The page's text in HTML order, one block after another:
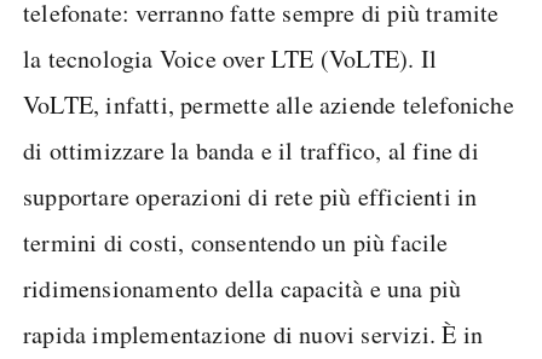
telefonate: verranno fatte sempre di più tramite
la tecnologia Voice over LTE (VoLTE). Il
VoLTE, infatti, permette alle aziende telefoniche
di ottimizzare la banda e il traffico, al fine di
supportare operazioni di rete più efficienti in
termini di costi, consentendo un più facile
ridimensionamento della capacità e una più
rapida implementazione di nuovi servizi. È in